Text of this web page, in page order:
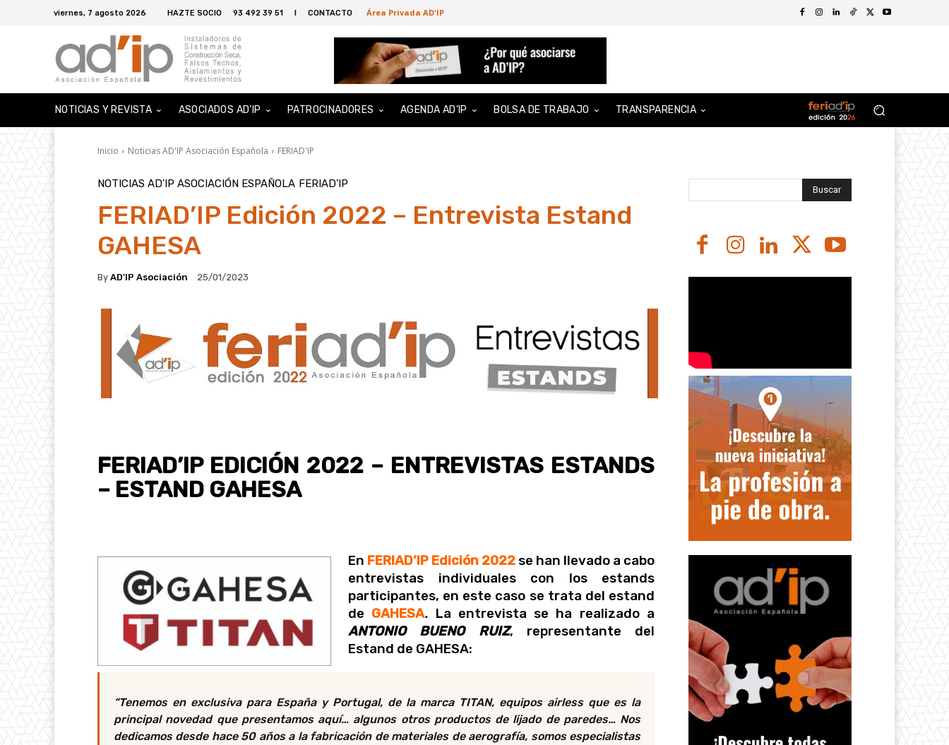
viernes, 7 agosto 2026 HAZTE SOCIO 93 492 39 51 I CONTACTO Área Privada AD'IP
NOTICIAS Y REVISTA ASOCIADOS AD’IP PATROCINADORES AGENDA AD’IP BOLSA DE TRABAJO TRANSPARENCIA
Inicio Noticias AD'IP Asociación Española FERIAD'IP
NOTICIAS AD'IP ASOCIACIÓN ESPAÑOLA FERIAD'IP
FERIAD’IP Edición 2022 – Entrevista Estand
GAHESA
By AD'IP Asociación 25/01/2023
FERIAD’IP EDICIÓN 2022 – ENTREVISTAS ESTANDS
– ESTAND GAHESA
En FERIAD’IP Edición 2022 se han llevado a cabo
entrevistas individuales con los estands
participantes, en este caso se trata del estand
de GAHESA. La entrevista se ha realizado a
ANTONIO BUENO RUIZ, representante del
Estand de GAHESA:
“Tenemos en exclusiva para España y Portugal, de la marca TITAN, equipos airless que es la
principal novedad que presentamos aquí… algunos otros productos de lijado de paredes… Nos
dedicamos desde hace 50 años a la fabricación de materiales de aerografía, somos especialistas
Buscar